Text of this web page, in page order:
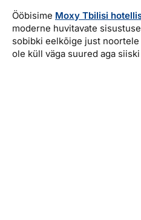
Ööbisime Moxy Tbilisi
moderne huvitavate
sobibki eelkõige just
ole küll väga suured aga